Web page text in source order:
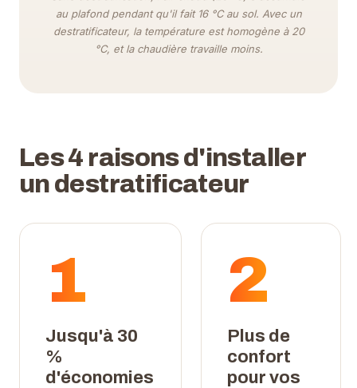
au plafond pendant qu'il fait 16 °C au sol. Avec un
destratificateur, la température est homogène à 20
°C, et la chaudière travaille moins.
Les 4 raisons d'installer
un destratificateur
1
Jusqu'à 30
%
d'économies
2
Plus de
confort
pour vos